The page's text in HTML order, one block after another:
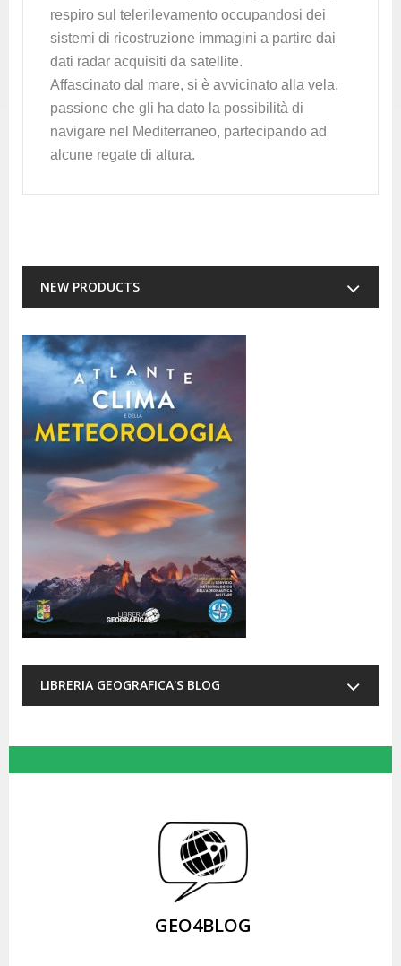
respiro sul telerilevamento occupandosi dei
sistemi di ricostruzione immagini a partire dai
dati radar acquisiti da satellite.
Affascinato dal mare, si è avvicinato alla vela,
passione che gli ha dato la possibilità di
navigare nel Mediterraneo, partecipando ad
alcune regate di altura.
NEW PRODUCTS
LIBRERIA GEOGRAFICA'S BLOG
GEO4BLOG